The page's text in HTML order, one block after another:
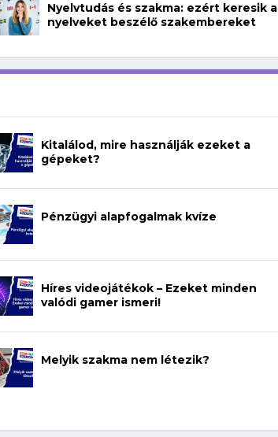
Nyelvtudás és szakma: ezért keresik a
nyelveket beszélő szakembereket
Kitalálod, mire használják ezeket a
gépeket?
Pénzügyi alapfogalmak kvíze
Híres videojátékok – Ezeket minden
valódi gamer ismeri!
Melyik szakma nem létezik?